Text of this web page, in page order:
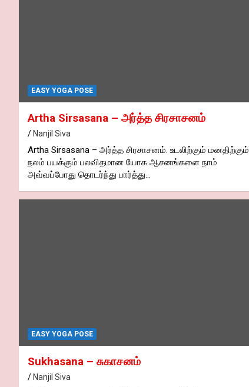
EASY YOGA POSE
Artha Sirsasana – அர்த்த சிரசாசனம்
Nanjil Siva
Artha Sirsasana – அர்த்த சிரசாசனம். உடலிற்கும் மனதிற்கும்
நலம் பயக்கும் பலவிதமான யோக ஆசனங்களை நாம்
அவ்வப்போது தொடர்ந்து பார்த்து…
EASY YOGA POSE
Sukhasana – சுகாசனம்
Nanjil Siva